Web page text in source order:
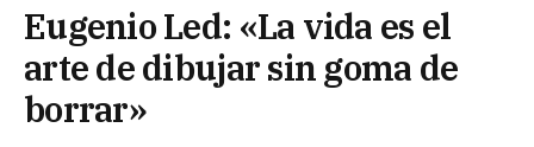
Eugenio Led: «La vida es el
arte de dibujar sin goma de
borrar»